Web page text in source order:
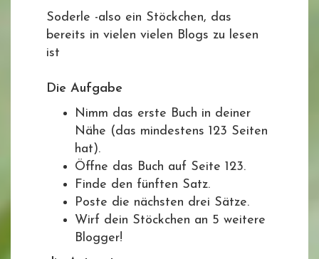
Soderle -also ein Stöckchen, das
bereits in vielen vielen Blogs zu lesen
ist
Die Aufgabe
Nimm das erste Buch in deiner
Nähe (das mindestens 123 Seiten
hat).
Öffne das Buch auf Seite 123.
Finde den fünften Satz.
Poste die nächsten drei Sätze.
Wirf dein Stöckchen an 5 weitere
Blogger!